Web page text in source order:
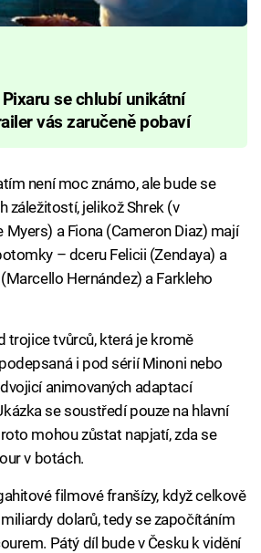
se chlubí unikátní
vás zaručeně pobaví
není moc známo, ale bude se
záležitostí, jelikož Shrek (v
a Fiona (Cameron Diaz) mají
– dceru Felicii (Zendaya) a
Hernández) a Farkleho
trojice tvůrců, která je kromě
i pod sérií Minoni nebo
animovaných adaptací
se soustředí pouze na hlavní
mohou zůstat napjatí, zda se
v botách.
filmové franšízy, když celkově
dolarů, tedy se započítáním
Pátý díl bude v Česku k vidění